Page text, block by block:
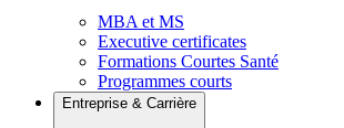
MBA et MS
Executive certificates
Formations Courtes Santé
Programmes courts
Entreprise & Carrière